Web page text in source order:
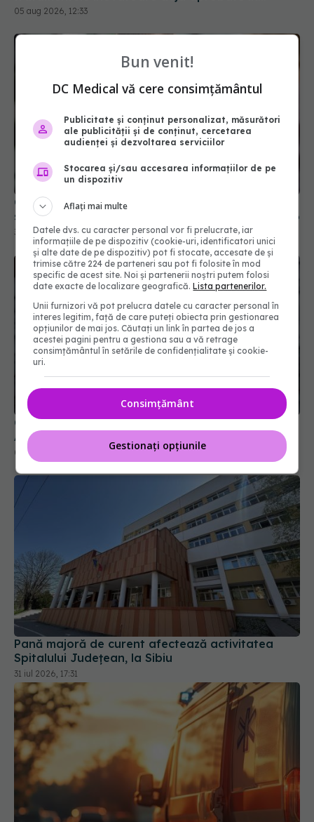
CNAS propune reforma Contractului-cadru. Ce se
schimbă pentru pacienți, medici și spitale din 2026
30 iul 2026, 19:45
Colebil și Panzcebil, blocate temporar în farmacii.
ANMDMR explică de ce a luat măsura
06 aug 2026, 16:37
Pană majoră de curent afectează activitatea
Spitalului Județean, la Sibiu
31 iul 2026, 17:31
Bun venit!
DC Medical vă cere consimțământul
Publicitate și conținut personalizat, măsurători
ale publicității și de conținut, cercetarea
audienței și dezvoltarea serviciilor
Stocarea și/sau accesarea informațiilor de pe
un dispozitiv
Aflați mai multe
Datele dvs. cu caracter personal vor fi prelucrate, iar
informațiile de pe dispozitiv (cookie-uri, identificatori unici
și alte date de pe dispozitiv) pot fi stocate, accesate de și
trimise către 224 de parteneri sau pot fi folosite în mod
specific de acest site. Noi și partenerii noștri putem folosi
date exacte de localizare geografică.Lista partenerilor.
Unii furnizori vă pot prelucra datele cu caracter personal în
interes legitim, față de care puteți obiecta prin gestionarea
opțiunilor de mai jos. Căutați un link în partea de jos a
acestei pagini pentru a gestiona sau a vă retrage
consimțământul în setările de confidențialitate și cookie-
uri.
Consimțământ
Gestionați opțiunile